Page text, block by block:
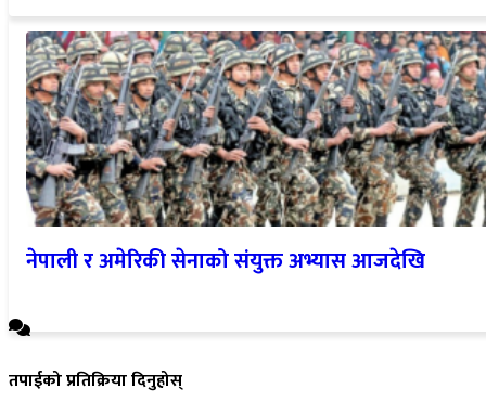
नेपाली र अमेरिकी सेनाको संयुक्त अभ्यास आजदेखि
तपाईको प्रतिक्रिया दिनुहोस्